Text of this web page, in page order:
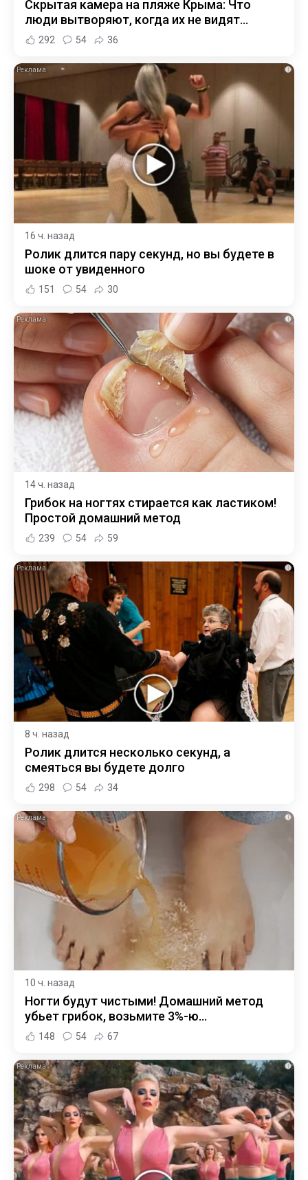
Скрытая камера на пляже Крыма: Что
люди вытворяют, когда их не видят...
292 54 36
i
16 ч. назад
Ролик длится пару секунд, но вы будете в
шоке от увиденного
151 54 30
i
14 ч. назад
Грибок на ногтях стирается как ластиком!
Простой домашний метод
239 54 59
i
8 ч. назад
Ролик длится несколько секунд, а
смеяться вы будете долго
298 54 34
i
10 ч. назад
Ногти будут чистыми! Домашний метод
убьет грибок, возьмите 3%-ю…
148 54 67
i